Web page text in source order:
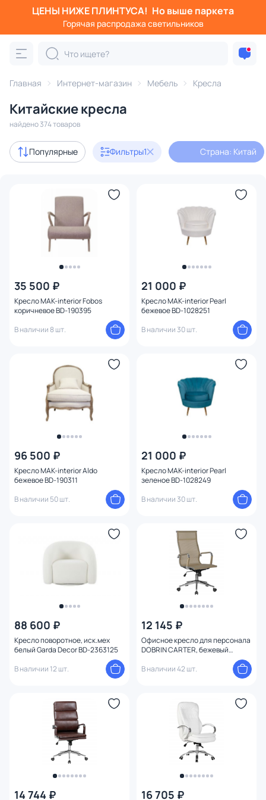
ЦЕНЫ НИЖЕ ПЛИНТУСА! Но выше паркета
Горячая распродажа светильников
Главная Интернет-магазин Мебель Кресла
Китайские кресла
найдено 374 товаров
Популярные Фильтры1 Страна: Китай
35 500 ₽
Кресло MAK-interior Fobos
коричневое BD-190395
В наличии 8 шт.
21 000 ₽
Кресло MAK-interior Pearl
бежевое BD-1028251
В наличии 30 шт.
96 500 ₽
Кресло MAK-interior Aldo
бежевое BD-190311
В наличии 50 шт.
21 000 ₽
Кресло MAK-interior Pearl
зеленое BD-1028249
В наличии 30 шт.
88 600 ₽
Кресло поворотное, иск.мех
белый Garda Decor BD-2363125
В наличии 12 шт.
12 145 ₽
Офисное кресло для персонала
DOBRIN CARTER, бежевый
В наличии 42 шт.
14 744 ₽ 16 705 ₽
Фильтры
Категория:
с ушами высокие кресло-качалка
Акции 45
Доставка
От До
Бренд
Страна
Материал
Размер
Назначение
Оформление
Комплектация
Форма спинки
Жесткость
Подлокотники